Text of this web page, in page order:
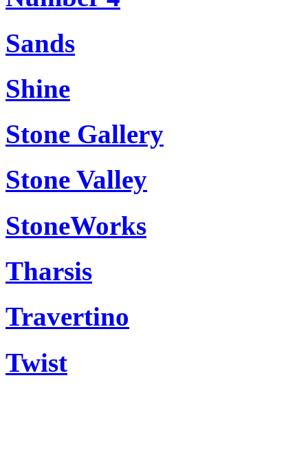
Sands
Shine
Stone Gallery
Stone Valley
StoneWorks
Tharsis
Travertino
Twist